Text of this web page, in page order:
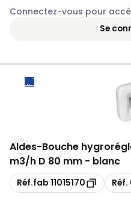
Connectez-vous pour
Se
Aldes-Bouche
m3/h D 80 mm - blanc
Copie
Réf.fab 11015170 Copie
Réf.